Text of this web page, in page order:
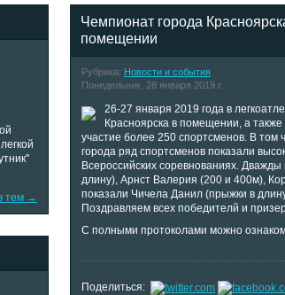
тем →
Чемпионат города
помещении
Рубрика: Новости и события
Понедельник, 28 января 2019 г.
26-27 января 2019 года в
Красноярска в помещении, а
участие более 250 спортсменов. В
города ряд спортсменов показали
Всероссийских соревнованиях.
длину), Арнст Валерия (200 и 400м),
показали Чичела Данил (прыжки в
Поздравляем всех победителй и
С полными протоколами можно
Поделиться: